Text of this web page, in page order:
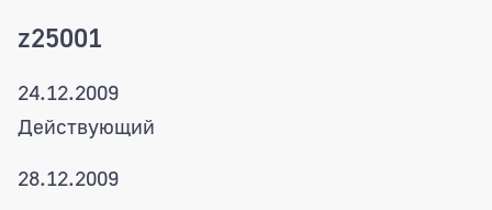
z25001
24.12.2009
Действующий
28.12.2009